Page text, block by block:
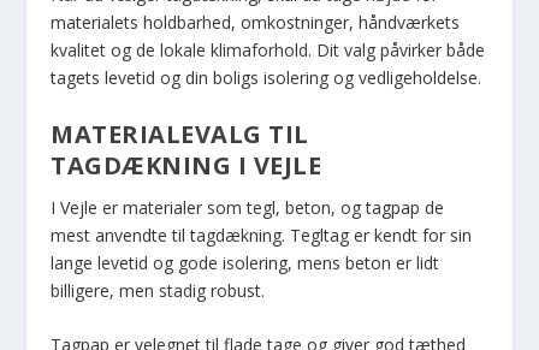
materialets holdbarhed, omkostninger, håndværkets
kvalitet og de lokale klimaforhold. Dit valg påvirker både
tagets levetid og din boligs isolering og vedligeholdelse.
MATERIALEVALG TIL
TAGDÆKNING I VEJLE
I Vejle er materialer som tegl, beton, og tagpap de
mest anvendte til tagdækning. Tegltag er kendt for sin
lange levetid og gode isolering, mens beton er lidt
billigere, men stadig robust.
Tagpap er velegnet til flade tage og giver god tæthed